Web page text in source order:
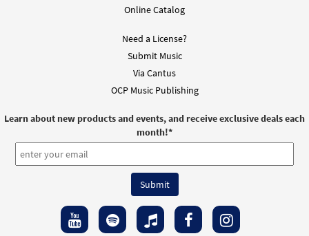
Online Catalog
Need a License?
Submit Music
Via Cantus
OCP Music Publishing
Learn about new products and events, and receive exclusive deals each
month!*